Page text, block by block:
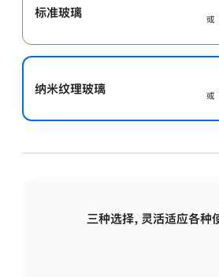
标准玻璃
或
纳米纹理玻璃
或
三种选择，灵活适应各种